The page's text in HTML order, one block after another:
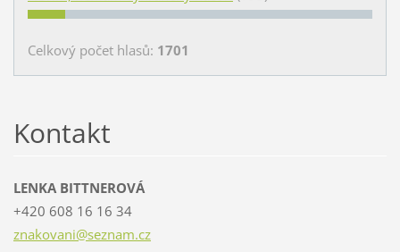
Celkový počet hlasů: 1701
Kontakt
LENKA BITTNEROVÁ
+420 608 16 16 34
znakovani@seznam.cz